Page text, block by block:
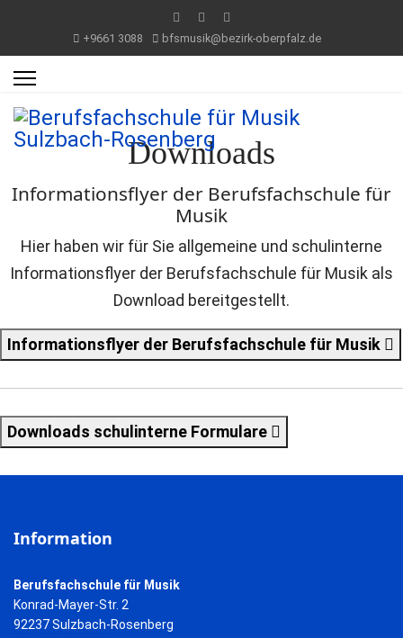
+9661 3088 bfsmusik@bezirk-oberpfalz.de
Downloads
Informationsflyer der Berufsfachschule für
Musik
Hier haben wir für Sie allgemeine und schulinterne
Informationsflyer der Berufsfachschule für Musik als
Download bereitgestellt.
Informationsflyer der Berufsfachschule für Musik
Downloads schulinterne Formulare
Information
Berufsfachschule für Musik
Konrad-Mayer-Str. 2
92237 Sulzbach-Rosenberg